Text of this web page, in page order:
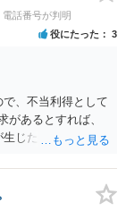
話番号が判明
役にたった 3
、不当利得として
あるとすれば、
じた場合です。ご